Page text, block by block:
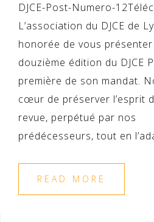
DJCE-Post-Numero-
L’association du DJCE de
honorée de vous présenter
douzième édition du DJCE
première de son mandat.
cœur de préserver l’esprit
revue, perpétué par nos
prédécesseurs, tout en
READ MORE